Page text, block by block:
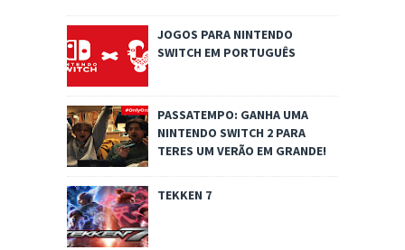
JOGOS PARA NINTENDO
SWITCH EM PORTUGUÊS
PASSATEMPO: GANHA UMA
NINTENDO SWITCH 2 PARA
TERES UM VERÃO EM GRANDE!
TEKKEN 7